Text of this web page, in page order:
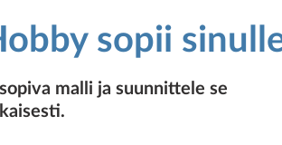
sopii
malli ja suunnittele se